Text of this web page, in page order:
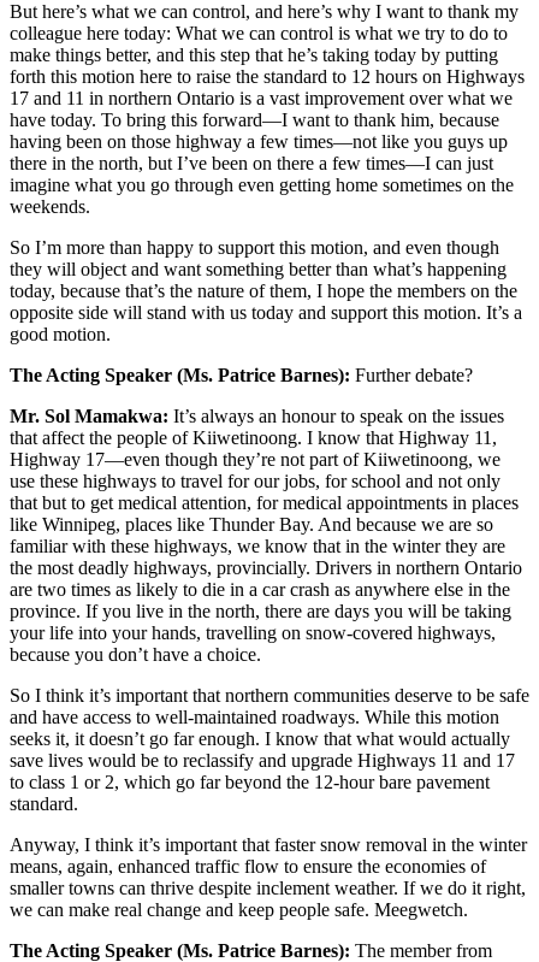
But here’s what we can control, and here’s why I want to thank my
colleague here today: What we can control is what we try to do to
make things better, and this step that he’s taking today by putting
forth this motion here to raise the standard to 12 hours on Highways
17 and 11 in northern Ontario is a vast improvement over what we
have today. To bring this forward—I want to thank him, because
having been on those highway a few times—not like you guys up
there in the north, but I’ve been on there a few times—I can just
imagine what you go through even getting home sometimes on the
weekends.
So I’m more than happy to support this motion, and even though
they will object and want something better than what’s happening
today, because that’s the nature of them, I hope the members on the
opposite side will stand with us today and support this motion. It’s a
good motion.
The Acting Speaker (Ms. Patrice Barnes): Further debate?
Mr. Sol Mamakwa: It’s always an honour to speak on the issues
that affect the people of Kiiwetinoong. I know that Highway 11,
Highway 17—even though they’re not part of Kiiwetinoong, we
use these highways to travel for our jobs, for school and not only
that but to get medical attention, for medical appointments in places
like Winnipeg, places like Thunder Bay. And because we are so
familiar with these highways, we know that in the winter they are
the most deadly highways, provincially. Drivers in northern Ontario
are two times as likely to die in a car crash as anywhere else in the
province. If you live in the north, there are days you will be taking
your life into your hands, travelling on snow-covered highways,
because you don’t have a choice.
So I think it’s important that northern communities deserve to be safe
and have access to well-maintained roadways. While this motion
seeks it, it doesn’t go far enough. I know that what would actually
save lives would be to reclassify and upgrade Highways 11 and 17
to class 1 or 2, which go far beyond the 12-hour bare pavement
standard.
Anyway, I think it’s important that faster snow removal in the winter
means, again, enhanced traffic flow to ensure the economies of
smaller towns can thrive despite inclement weather. If we do it right,
we can make real change and keep people safe. Meegwetch.
The Acting Speaker (Ms. Patrice Barnes): The member from